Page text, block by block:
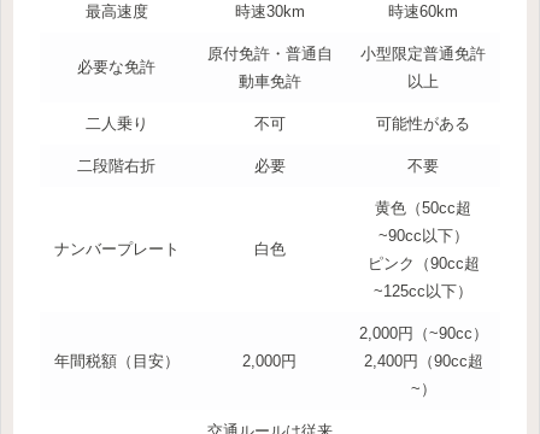
最高速度 時速30km 時速60km
必要な免許
原付免許・普通自
動車免許
小型限定普通免許
以上
二人乗り 不可 可能性がある
二段階右折 必要 不要
ナンバープレート 白色
黄色（50cc超
~90cc以下）
ピンク（90cc超
~125cc以下）
年間税額（目安） 2,000円
2,000円（~90cc）
2,400円（90cc超
~）